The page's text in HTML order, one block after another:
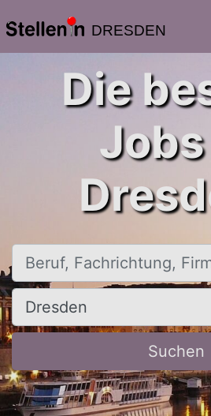
DRESDEN
Die
Beruf, Fachrichtung, Firma
Ort, Stadt
Suchen